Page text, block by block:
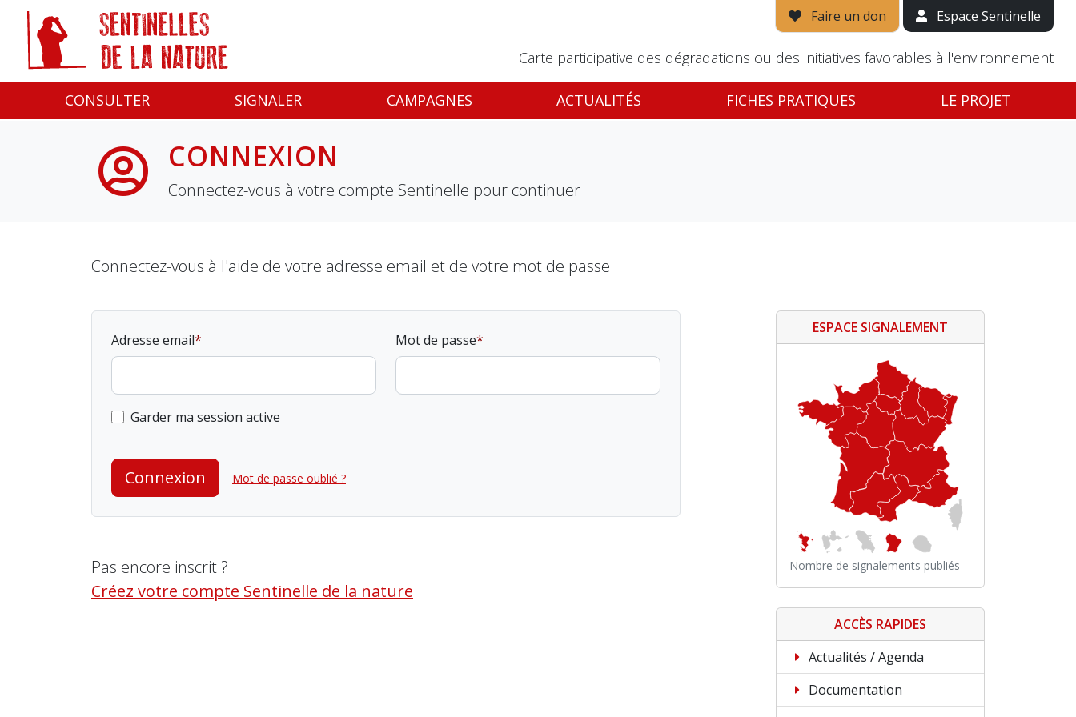
Faire un don Espace Sentinelle
Carte participative des dégradations ou des initiatives favorables à l'environnement
CONSULTER SIGNALER CAMPAGNES ACTUALITÉS FICHES PRATIQUES LE PROJET
CONNEXION
Connectez-vous à votre compte Sentinelle pour continuer
Connectez-vous à l'aide de votre adresse email et de votre mot de passe
Adresse email Mot de passe
Garder ma session active
Connexion Mot de passe oublié ?
Pas encore inscrit ?
Créez votre compte Sentinelle de la nature
ESPACE SIGNALEMENT
Nombre de signalements publiés
ACCÈS RAPIDES
Actualités / Agenda
Documentation
Panneau de gestion des cookies